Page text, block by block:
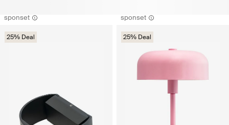
sponset
25% Deal
sponset
25% Deal